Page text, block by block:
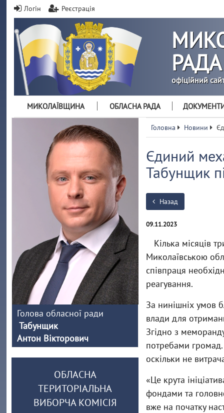
Логін Реєстрація
РАДА
офіційний
МИКОЛАЇВЩИНА ОБЛАСНА РАДА
Головна Новини
Єдиний
Табунщик
Назад
09.11.2023
Кілька місяців
Миколаївською
співпраця
реагування.
За нинішніх умов
влади для
Згідно з
потребами
оскільки не
«Це крута
фондами та
вже на початку
Голова обласної ради
Табунщик
Антон Вікторович
ОБЛАСНА
ТЕРИТОРІАЛЬНА
ВИБОРЧА КОМІСІЯ